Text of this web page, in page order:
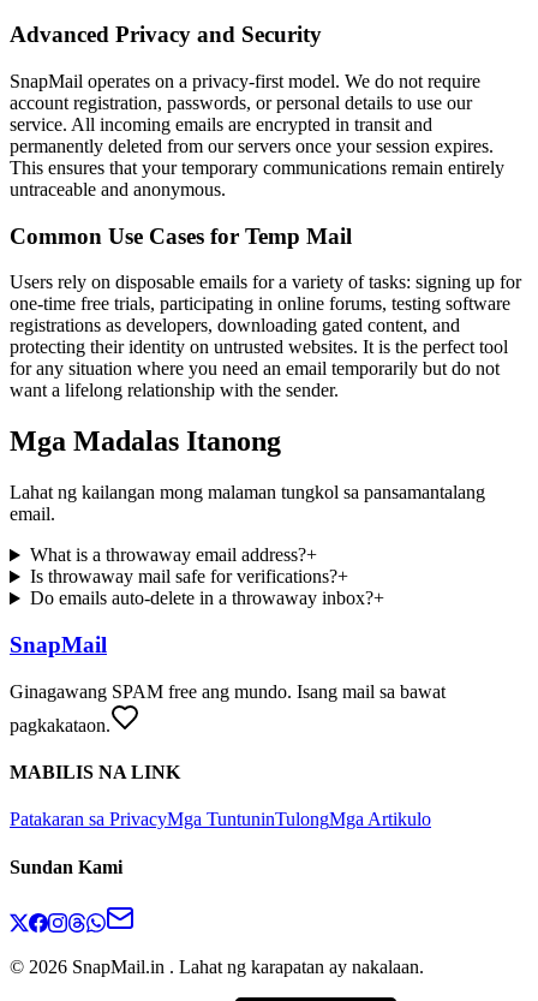
Advanced Privacy and Security
SnapMail operates on a privacy-first model. We do not require
account registration, passwords, or personal details to use our
service. All incoming emails are encrypted in transit and
permanently deleted from our servers once your session expires.
This ensures that your temporary communications remain entirely
untraceable and anonymous.
Common Use Cases for Temp Mail
Users rely on disposable emails for a variety of tasks: signing up for
one-time free trials, participating in online forums, testing software
registrations as developers, downloading gated content, and
protecting their identity on untrusted websites. It is the perfect tool
for any situation where you need an email temporarily but do not
want a lifelong relationship with the sender.
Mga Madalas Itanong
Lahat ng kailangan mong malaman tungkol sa pansamantalang
email.
What is a throwaway email address?+
Is throwaway mail safe for verifications?+
Do emails auto-delete in a throwaway inbox?+
SnapMail
Ginagawang SPAM free ang mundo. Isang mail sa bawat
pagkakataon.
MABILIS NA LINK
Patakaran sa PrivacyMga TuntuninTulongMga Artikulo
Sundan Kami
© 2026 SnapMail.in . Lahat ng karapatan ay nakalaan.